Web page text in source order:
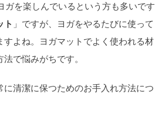
を楽しんでいるという方も多いです
ト 」ですが、ヨガをやるたびに使って
よね。ヨガマットでよく使われる材
で悩みがちです。
清潔に保つためのお手入れ方法につ